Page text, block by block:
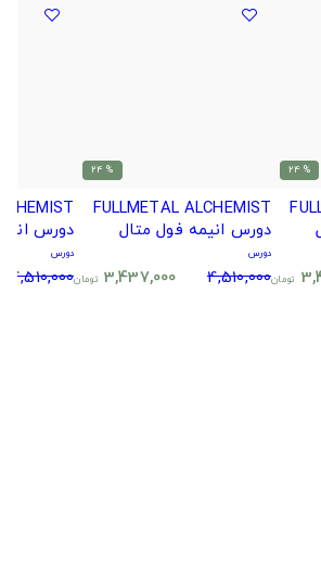
% 24
تومان
% 24
FULLMETAL ALCHEMIST
دورس انیمه فول متال
دورس
4,510,000
3,437,000 تومان
دورس
دورس
4,510,000